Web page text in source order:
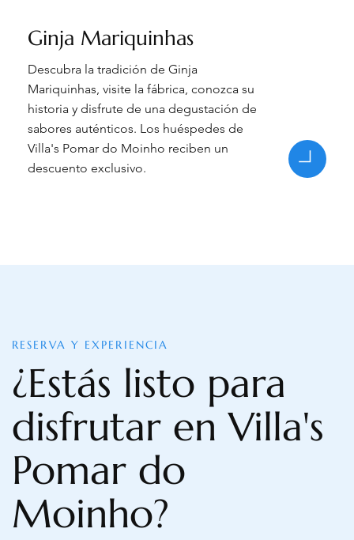
Ginja Mariquinhas
Descubra la tradición de Ginja
Mariquinhas, visite la fábrica, conozca su
historia y disfrute de una degustación de
sabores auténticos. Los huéspedes de
Villa's Pomar do Moinho reciben un
descuento exclusivo.
RESERVA Y EXPERIENCIA
¿Estás listo para
disfrutar en Villa's
Pomar do
Moinho?